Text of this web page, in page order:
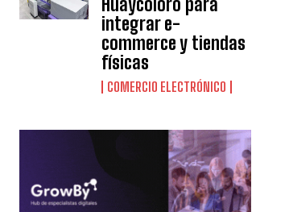
Huaycoloro para
integrar e-
commerce y tiendas
físicas
COMERCIO ELECTRÓNICO